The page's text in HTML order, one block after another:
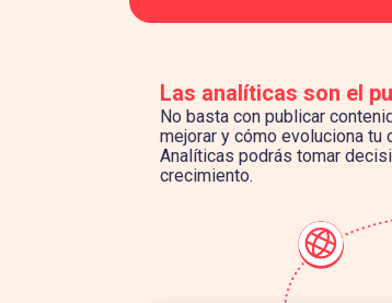
Las analíticas son el
No basta con publicar
mejorar y cómo evoluciona tu
Analíticas podrás tomar
crecimiento.